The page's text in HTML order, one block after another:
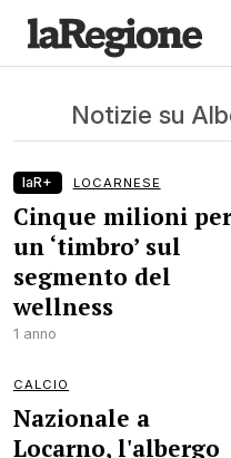
Notizie su
laR+ LOCARNESE
Cinque milioni per
un ‘timbro’ sul
segmento del
wellness
1 anno
CALCIO
Nazionale a
Locarno, l'albergo